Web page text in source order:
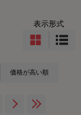
表示形式
価格が高い順